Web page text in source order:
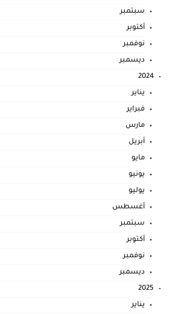
سبتمبر
أكتوبر
نوفمبر
ديسمبر
2024
يناير
فبراير
مارس
أبريل
مايو
يونيو
يوليو
أغسطس
سبتمبر
أكتوبر
نوفمبر
ديسمبر
2025
يناير